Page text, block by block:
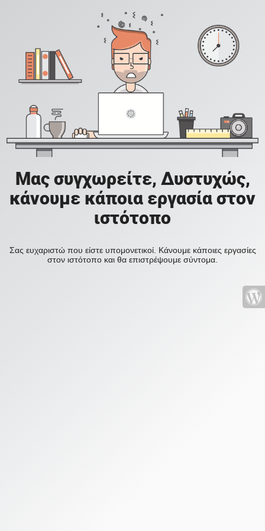
Μας συγχωρείτε, Δυστυχώς,
κάνουμε κάποια εργασία στον
ιστότοπο
Σας ευχαριστώ που είστε υπομονετικοί. Κάνουμε κάποιες εργασίες
στον ιστότοπο και θα επιστρέψουμε σύντομα.